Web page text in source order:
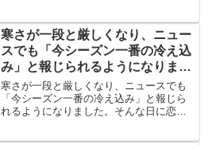
てくる「食の裏側」と確かな「安心」。
一つの報告が不信感を信頼へと変えま
す。
寒さが一段と厳しくなり、ニュー
スでも「今シーズン一番の冷え込
み」と報じられるようになりまし
た。そんな日に恋しくなるのがお
でん
寒さが一段と厳しくなり、ニュースでも
「今シーズン一番の冷え込み」と報じら
れるようになりました。そんな日に恋し